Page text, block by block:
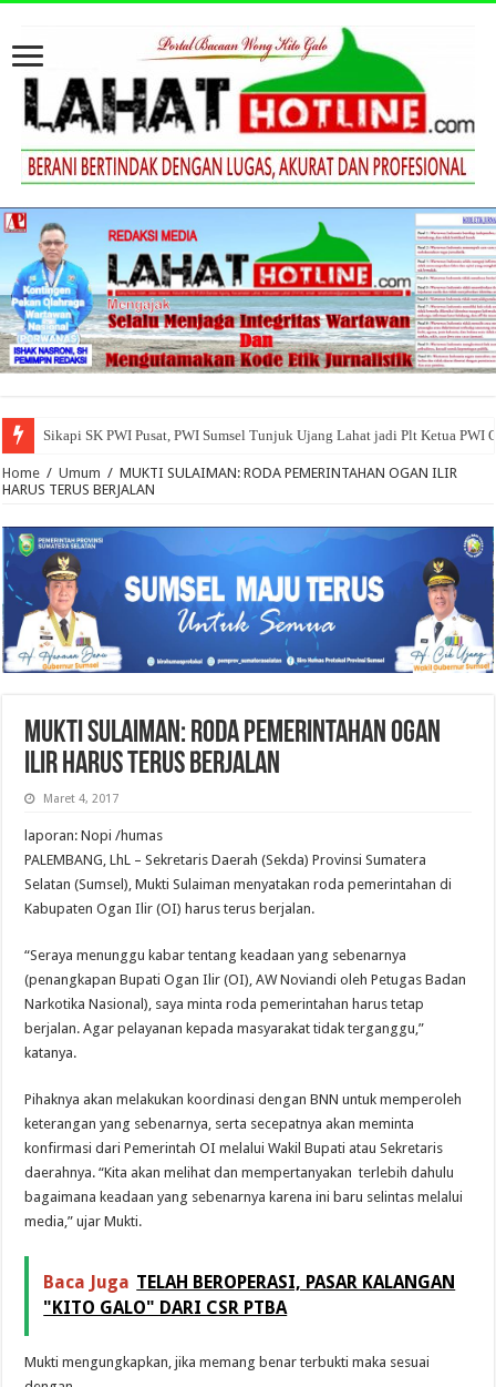
Sikapi SK PWI Pusat, PWI Sumsel Tunjuk Ujang Lahat jadi Plt Ketua PWI
Home / Umum / MUKTI SULAIMAN: RODA PEMERINTAHAN OGAN ILIR
HARUS TERUS BERJALAN
MUKTI SULAIMAN: RODA PEMERINTAHAN OGAN
ILIR HARUS TERUS BERJALAN
Maret 4, 2017
laporan: Nopi /humas
PALEMBANG, LhL – Sekretaris Daerah (Sekda) Provinsi Sumatera
Selatan (Sumsel), Mukti Sulaiman menyatakan roda pemerintahan di
Kabupaten Ogan Ilir (OI) harus terus berjalan.
“Seraya menunggu kabar tentang keadaan yang sebenarnya
(penangkapan Bupati Ogan Ilir (OI), AW Noviandi oleh Petugas Badan
Narkotika Nasional), saya minta roda pemerintahan harus tetap
berjalan. Agar pelayanan kepada masyarakat tidak terganggu,”
katanya.
Pihaknya akan melakukan koordinasi dengan BNN untuk memperoleh
keterangan yang sebenarnya, serta secepatnya akan meminta
konfirmasi dari Pemerintah OI melalui Wakil Bupati atau Sekretaris
daerahnya. “Kita akan melihat dan mempertanyakan terlebih dahulu
bagaimana keadaan yang sebenarnya karena ini baru selintas melalui
media,” ujar Mukti.
Baca Juga TELAH BEROPERASI, PASAR KALANGAN
"KITO GALO" DARI CSR PTBA
Mukti mengungkapkan, jika memang benar terbukti maka sesuai